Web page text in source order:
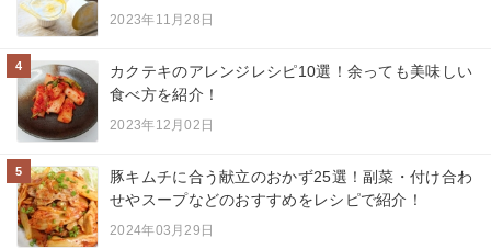
2023年11月28日
4
カクテキのアレンジレシピ10選！余っても美味しい
食べ方を紹介！
2023年12月02日
5
豚キムチに合う献立のおかず25選！副菜・付け合わ
せやスープなどのおすすめをレシピで紹介！
2024年03月29日